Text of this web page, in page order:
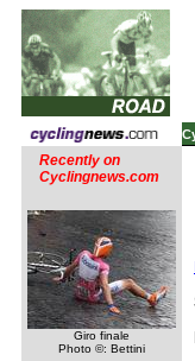
Recently on
Cyclingnews.com
Giro finale
Photo ©: Bettini